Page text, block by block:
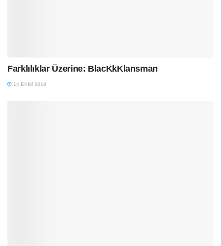
Farklılıklar Üzerine: BlacKkKlansman
14 EKIM 2018